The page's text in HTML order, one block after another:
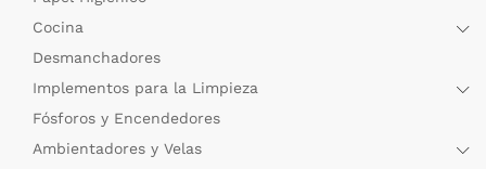
Cocina
Desmanchadores
Implementos para la Limpieza
Fósforos y Encendedores
Ambientadores y Velas